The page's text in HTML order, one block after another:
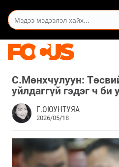
С.Мөнхчулуун:
уйлдаггүй гэдэг ч би
Г.ОЮУНТУЯА
2026/05/18